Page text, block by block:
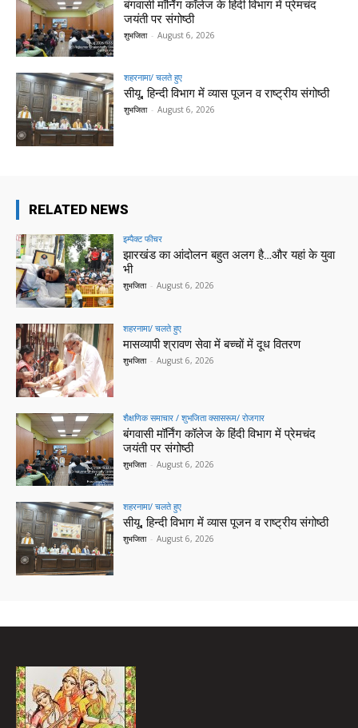
बंगवासी मॉर्निंग कॉलेज के हिंदी विभाग में प्रेमचंद
जयंती पर संगोष्ठी
शुभजिता - August 6, 2026
शहरनामा/ चलते हुए
सीयू, हिन्दी विभाग में व्यास पूजन व राष्ट्रीय संगोष्ठी
शुभजिता - August 6, 2026
RELATED NEWS
इम्पैक्ट फीचर
झारखंड का आंदोलन बहुत अलग है…और यहां के युवा
भी
शुभजिता - August 6, 2026
शहरनामा/ चलते हुए
मासव्यापी श्रावण सेवा में बच्चों में दूध वितरण
शुभजिता - August 6, 2026
शैक्षणिक समाचार / शुभजिता क्सासरूम/ रोजगार
बंगवासी मॉर्निंग कॉलेज के हिंदी विभाग में प्रेमचंद
जयंती पर संगोष्ठी
शुभजिता - August 6, 2026
शहरनामा/ चलते हुए
सीयू, हिन्दी विभाग में व्यास पूजन व राष्ट्रीय संगोष्ठी
शुभजिता - August 6, 2026